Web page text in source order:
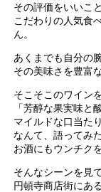
その評価をいいこ
こだわりの人気食
ん。
あくまでも自分の
その美味さを豊富
そこそこのワイン
「芳醇な果実味と
マイルドな口当た
なんて、語ってみ
お酒にもウンチク
そんなシーンを見
円頓寺商店街にあ